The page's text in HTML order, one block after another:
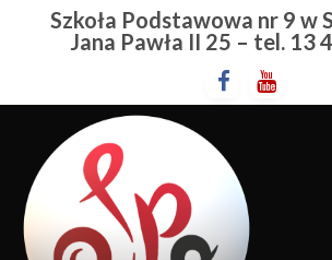
PrzejdźSzkoła Podstawowa nr 9 w
Jana Pawła II 25 – tel. 13